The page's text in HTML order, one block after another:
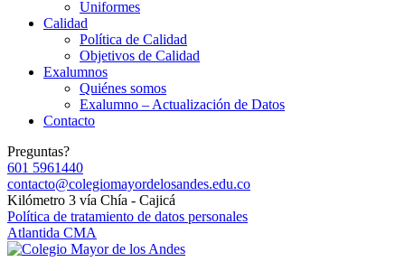
Uniformes
Calidad
Política de Calidad
Objetivos de Calidad
Exalumnos
Quiénes somos
Exalumno – Actualización de Datos
Contacto
Preguntas?
601 5961440
contacto@colegiomayordelosandes.edu.co
Kilómetro 3 vía Chía - Cajicá
Política de tratamiento de datos personales
Atlantida CMA